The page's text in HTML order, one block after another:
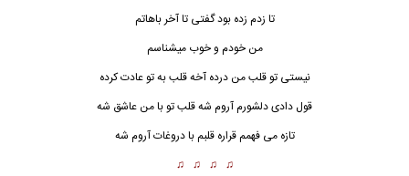
تا زدم زده بود گفتی تا آخر باهاتم
من خودم و خوب میشناسم
نیستی تو قلب من درده آخه قلب به تو عادت کرده
قول دادی دلشورم آروم شه قلب تو با من عاشق شه
تازه می فهمم قراره قلبم با دروغات آروم شه
♫ ♫ ♫ ♫